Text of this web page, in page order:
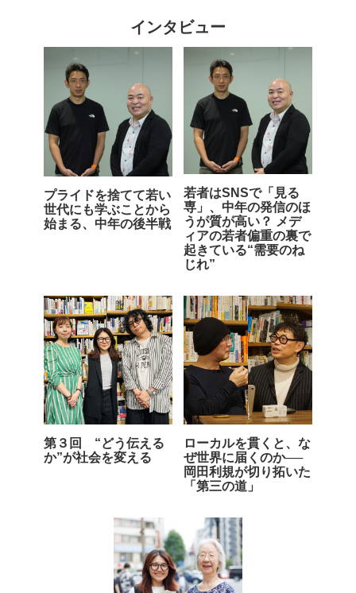
インタビュー
プライドを捨てて若い
世代にも学ぶことから
始まる、中年の後半戦
若者はSNSで「見る
専」、中年の発信のほ
うが質が高い？ メデ
ィアの若者偏重の裏で
起きている“需要のね
じれ”
第３回 “どう伝える
か”が社会を変える
ローカルを貫くと、な
ぜ世界に届くのか──
岡田利規が切り拓いた
「第三の道」